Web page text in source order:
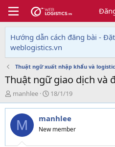
Hướng dẫn cách đăng bài -
weblogistics.vn
Thuật ngữ xuất nhập khẩu và
Thuật ngữ giao dịch và
T
h
r
e
d
manhlee
N
g
à
y
g
18/1/19
M manhlee
New member